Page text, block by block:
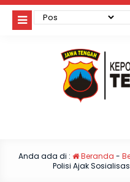
Anda ada di : Beranda -
Polisi Ajak